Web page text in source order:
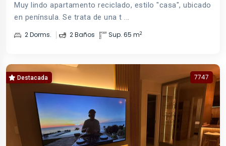
Muy lindo apartamento reciclado, estilo "casa", ubicado
en península. Se trata de una t ...
2 Dorms. 2 Baños Sup. 65 m2
Destacada 7747